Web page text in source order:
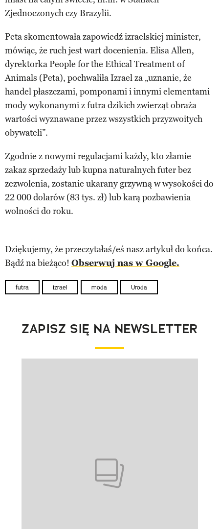
Zjednoczonych czy Brazylii.
Peta skomentowała zapowiedź izraelskiej minister,
mówiąc, że ruch jest wart docenienia. Elisa Allen,
dyrektorka People for the Ethical Treatment of
Animals (Peta), pochwaliła Izrael za „uznanie, że
handel płaszczami, pomponami i innymi elementami
mody wykonanymi z futra dzikich zwierząt obraża
wartości wyznawane przez wszystkich przyzwoitych
obywateli”.
Zgodnie z nowymi regulacjami każdy, kto złamie
zakaz sprzedaży lub kupna naturalnych futer bez
zezwolenia, zostanie ukarany grzywną w wysokości do
22 000 dolarów (83 tys. zł) lub karą pozbawienia
wolności do roku.
Dziękujemy, że przeczytałaś/eś nasz artykuł do końca.
Bądź na bieżąco! Obserwuj nas w Google.
futra izrael moda Uroda
ZAPISZ SIĘ NA NEWSLETTER